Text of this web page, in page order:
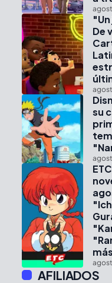
De
su
más
AFILIADOS